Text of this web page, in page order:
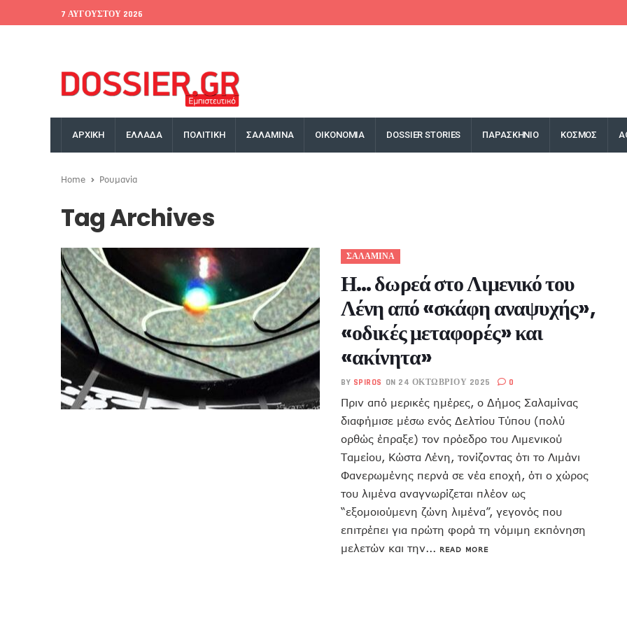
7 ΑΥΓΟΎΣΤΟΥ 2026
ΑΡΧΙΚΗ ΕΛΛΑΔΑ ΠΟΛΙΤΙΚΗ ΣΑΛΑΜΙΝΑ ΟΙΚΟΝΟΜΙΑ DOSSIER STORIES ΠΑΡΑΣΚΗΝΙΟ ΚΟΣΜΟΣ
Home Ρουμανία
Tag Archives
ΣΑΛΑΜΙΝΑ
Η… δωρεά στο Λιμενικό του
Λένη από «σκάφη αναψυχής»,
«οδικές μεταφορές» και
«ακίνητα»
BY SPIROS ON 24 ΟΚΤΩΒΡΊΟΥ 2025 0
Πριν από μερικές ημέρες, ο Δήμος Σαλαμίνας
διαφήμισε μέσω ενός Δελτίου Τύπου (πολύ
ορθώς έπραξε) τον πρόεδρο του Λιμενικού
Ταμείου, Κώστα Λένη, τονίζοντας ότι το Λιμάνι
Φανερωμένης περνά σε νέα εποχή, ότι ο χώρος
του λιμένα αναγνωρίζεται πλέον ως
“εξομοιούμενη ζώνη λιμένα”, γεγονός που
επιτρέπει για πρώτη φορά τη νόμιμη εκπόνηση
μελετών και την... READ MORE